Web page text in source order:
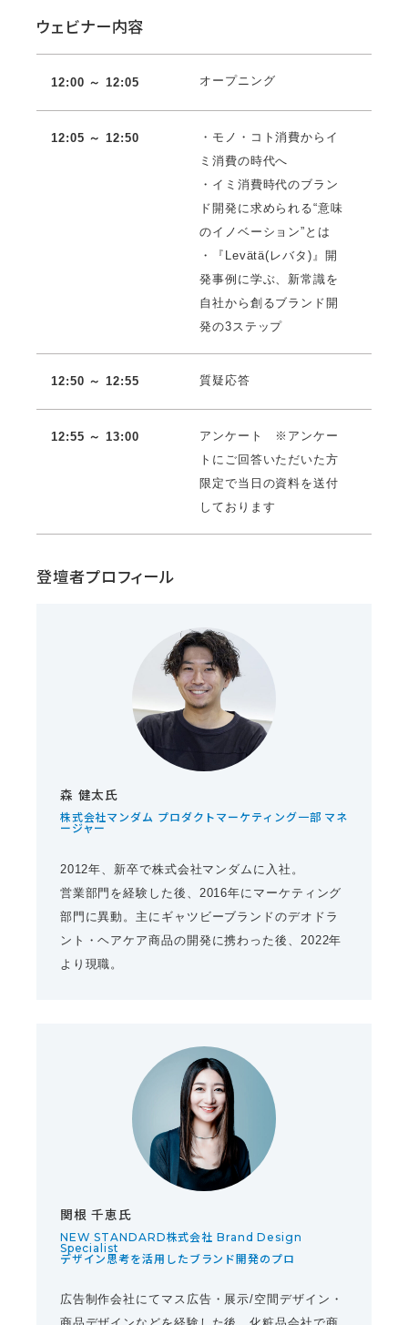
ウェビナー内容
12:00 ～ 12:05 オープニング
12:05 ～ 12:50
・モノ・コト消費からイ
ミ消費の時代へ
・イミ消費時代のブラン
ド開発に求められる“意味
のイノベーション”とは
・『Levätä(レバタ)』開
発事例に学ぶ、新常識を
自社から創るブランド開
発の3ステップ
12:50 ～ 12:55 質疑応答
12:55 ～ 13:00
アンケート ※アンケー
トにご回答いただいた方
限定で当日の資料を送付
しております
登壇者プロフィール
森 健太氏
株式会社マンダム プロダクトマーケティング一部 マネ
ージャー
2012年、新卒で株式会社マンダムに入社。
営業部門を経験した後、2016年にマーケティング
部門に異動。主にギャツビーブランドのデオドラ
ント・ヘアケア商品の開発に携わった後、2022年
より現職。
関根 千恵氏
NEW STANDARD株式会社 Brand Design
Specialist
デザイン思考を活用したブランド開発のプロ
広告制作会社にてマス広告・展示/空間デザイン・